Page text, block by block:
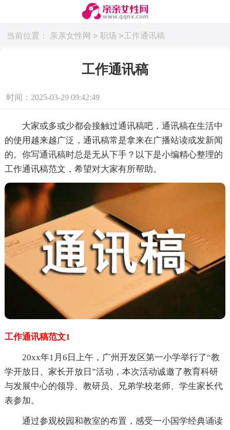
当前位置： 亲亲女性网 > 职场 >工作通讯稿
工作通讯稿
时间：2025-03-29 09:42:49
大家或多或少都会接触过通讯稿吧，通讯稿在生活中
的使用越来越广泛，通讯稿常是拿来在广播站读或发新闻
的。你写通讯稿时总是无从下手？以下是小编精心整理的
工作通讯稿范文，希望对大家有所帮助。
工作通讯稿范文1
20xx年1月6日上午，广州开发区第一小学举行了“教
学开放日、家长开放日”活动，本次活动诚邀了教育科研
与发展中心的领导、教研员、兄弟学校老师、学生家长代
表参加。
通过参观校园和教室的布置，感受一小国学经典诵读